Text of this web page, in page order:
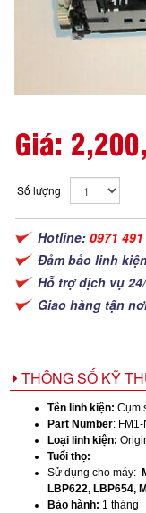
Giá:
Số lượng
Hotline: 0971
Đảm bảo linh
Hỗ trợ dịch vụ
Giao hàng tận
THÔNG SỐ KỸ
Tên linh kiện: Cụm
Part Number:
Loại linh kiện:
Tuổi thọ:
Sử dụng cho máy:
LBP622, LBP654,
Bảo hành: 1 tháng